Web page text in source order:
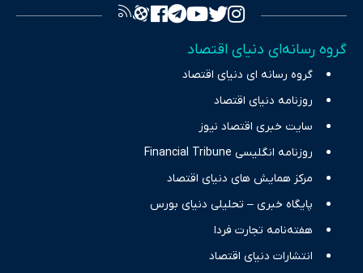
تصویری شفاف از واقعیت‌های اقتصادی ارائه دهد. ما در اکوایران با
چالش‌های فقر و بیکاری را جست‌وجو کرده و در کنار تحلیل آمارها،
نیازهای خبری مخاطبان در حوزه‌های اثرگذار بر اقتصاد را با رویکردی
حرفه‌ای و روزآمد پوشش می‌دهیم.
گروه رسانه‌ای دنیای اقتصاد
گروه رسانه ای دنیای اقتصاد
روزنامه دنیای اقتصاد
سایت خبری اقتصاد نیوز
روزنامه انگلیسی Financial Tribune
مرکز همایش های دنیای اقتصاد
پایگاه خبری – تحلیلی دنیای بورس
هفته‌نامه تجارت فردا
انتشارات دنیای اقتصاد